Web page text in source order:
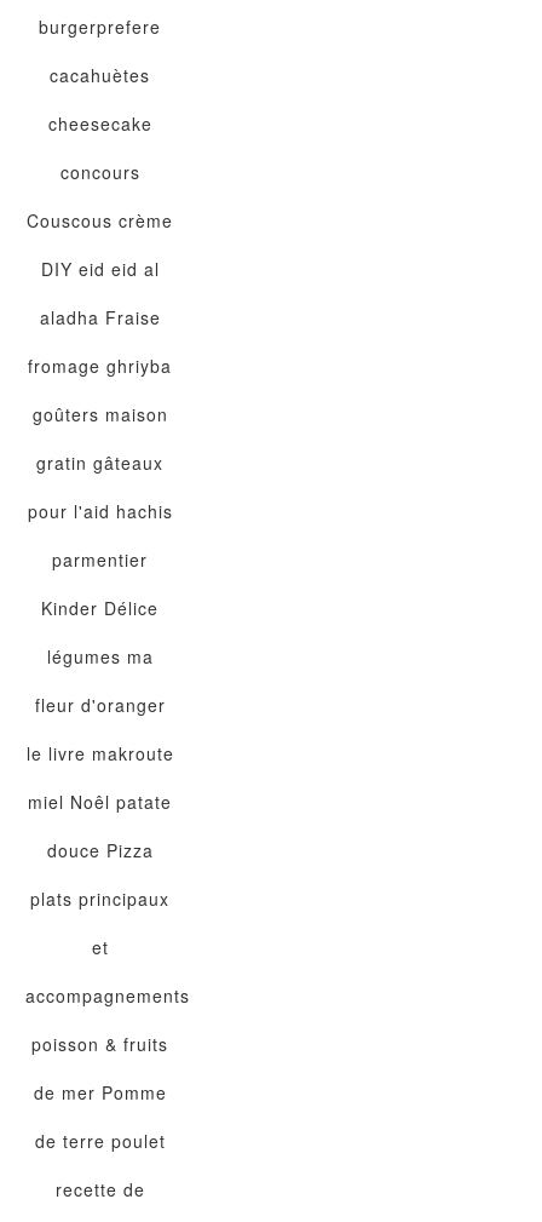
burgerprefere
cacahuètes
cheesecake
concours
Couscous crème
DIY eid eid al
aladha Fraise
fromage ghriyba
goûters maison
gratin gâteaux
pour l'aid hachis
parmentier
Kinder Délice
légumes ma
fleur d'oranger
le livre makroute
miel Noêl patate
douce Pizza
plats principaux
et
accompagnements
poisson & fruits
de mer Pomme
de terre poulet
recette de